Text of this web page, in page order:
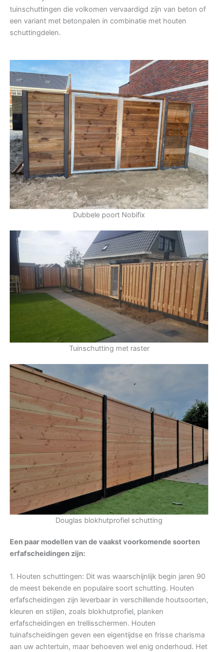
tuinschuttingen die volkomen vervaardigd zijn van beton of
een variant met betonpalen in combinatie met houten
schuttingdelen.
Dubbele poort Nobifix
Tuinschutting met raster
Douglas blokhutprofiel schutting
Een paar modellen van de vaakst voorkomende soorten
erfafscheidingen zijn:
1. Houten schuttingen: Dit was waarschijnlijk begin jaren 90
de meest bekende en populaire soort schutting. Houten
erfafscheidingen zijn leverbaar in verschillende houtsoorten,
kleuren en stijlen, zoals blokhutprofiel, planken
erfafscheidingen en trellisschermen. Houten
tuinafscheidingen geven een eigentijdse en frisse charisma
aan uw achtertuin, maar behoeven wel enig onderhoud. Het